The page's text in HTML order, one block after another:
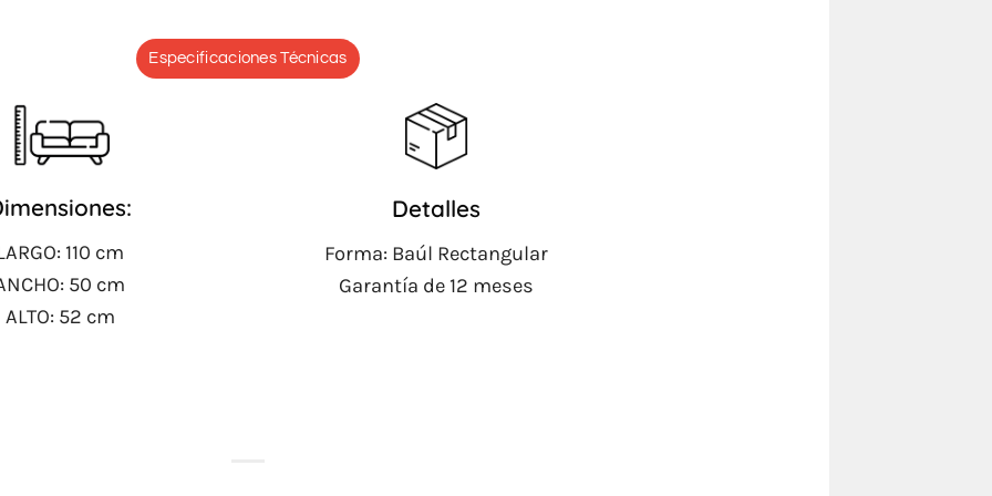
Especificaciones Técnicas
110 cm
50 cm
ALTO: 52 cm
Detalles
Forma: Baúl Rectangular
Garantía de 12 meses